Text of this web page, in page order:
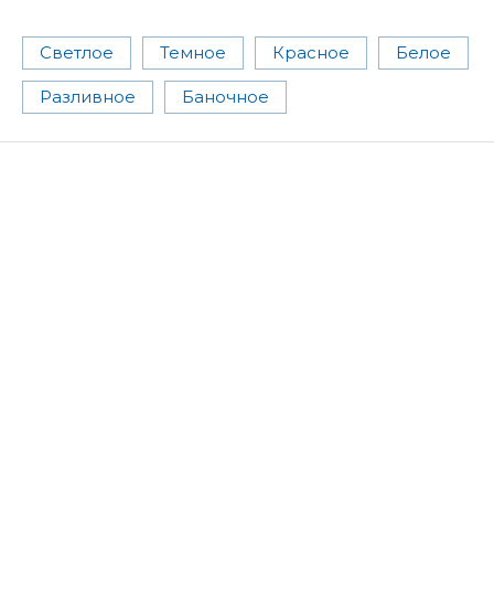
Светлое Темное Красное Белое
Разливное Баночное